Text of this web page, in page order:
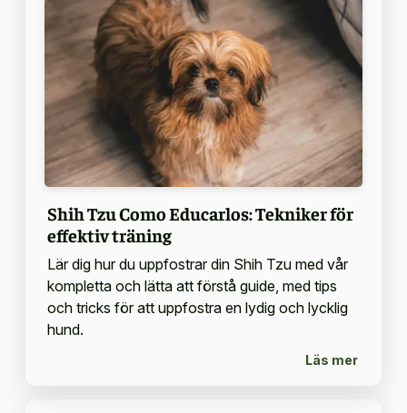
Shih Tzu Como Educarlos: Tekniker för
effektiv träning
Lär dig hur du uppfostrar din Shih Tzu med vår
kompletta och lätta att förstå guide, med tips
och tricks för att uppfostra en lydig och lycklig
hund.
Läs mer